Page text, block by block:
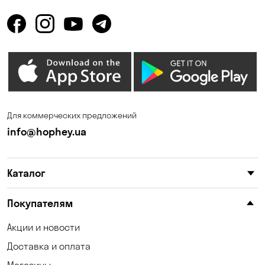
Горишние Плавни
Елизаветовка Зазимье
Калиновка
Киев
Княжичи
Котовка
Для коммерческих предложений
info@hophey.ua
Каталог
Покупателям
Акции и новости
Доставка и оплата